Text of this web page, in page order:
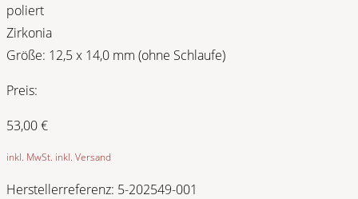
poliert
Zirkonia
Größe: 12,5 x 14,0 mm (ohne Schlaufe)
Preis:
53,00€
inkl. MwSt. inkl. Versand
Herstellerreferenz: 5-202549-001